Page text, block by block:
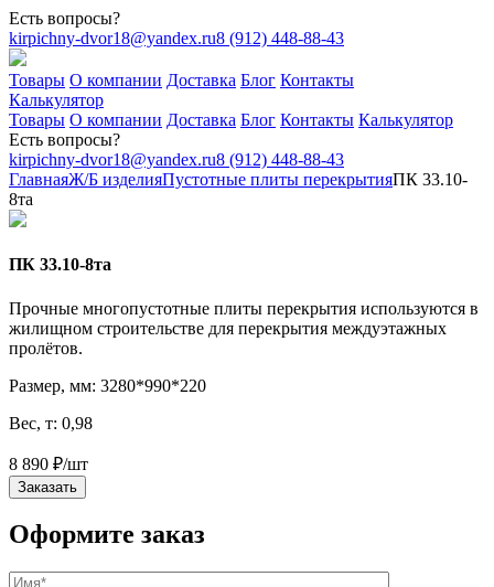
Есть вопросы?
kirpichny-dvor18@yandex.ru8 (912) 448-88-43
Товары О компании Доставка Блог Контакты
Калькулятор
Товары О компании Доставка Блог Контакты Калькулятор
Есть вопросы?
kirpichny-dvor18@yandex.ru8 (912) 448-88-43
ГлавнаяЖ/Б изделияПустотные плиты перекрытияПК 33.10-
8тa
ПК 33.10-8тa
Прочные многопустотные плиты перекрытия используются в
жилищном строительстве для перекрытия междуэтажных
пролётов.
Размер, мм: 3280*990*220
Вес, т: 0,98
8 890 ₽/шт
Заказать
Оформите заказ